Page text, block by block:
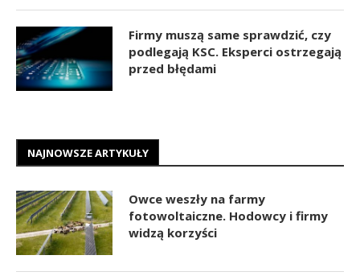
Firmy muszą same sprawdzić, czy
podlegają KSC. Eksperci ostrzegają
przed błędami
NAJNOWSZE ARTYKUŁY
Owce weszły na farmy
fotowoltaiczne. Hodowcy i firmy
widzą korzyści